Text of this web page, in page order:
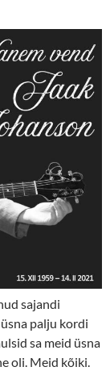
sajandi
palju kordi
sa meid üsna
oli. Meid kõiki.